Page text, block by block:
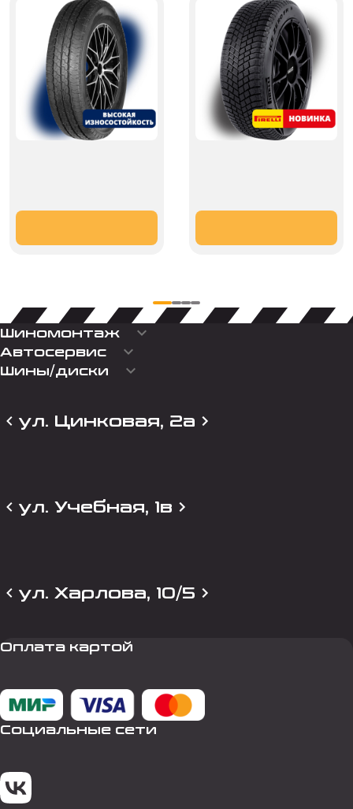
Шиномонтаж keyboard_arrow_down
Автосервис keyboard_arrow_down
Шины/диски keyboard_arrow_down
ул. Цинковая, 2а
ул. Учебная, 1в
ул. Харлова, 10/5
Оплата картой
Социальные сети